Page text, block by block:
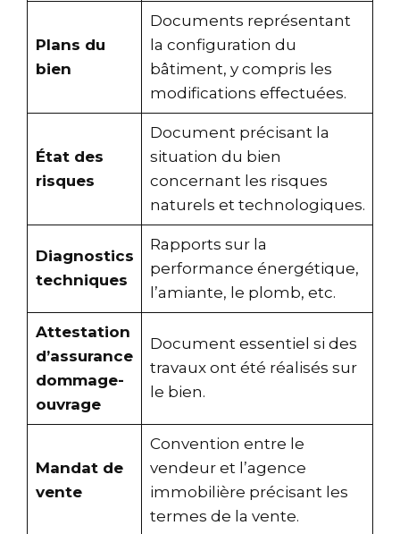
Plans du
bien
Documents représentant
la configuration du
bâtiment, y compris les
modifications effectuées.
État des
risques
Document précisant la
situation du bien
concernant les risques
naturels et technologiques.
Diagnostics
techniques
Rapports sur la
performance énergétique,
l’amiante, le plomb, etc.
Attestation
d’assurance
dommage-
ouvrage
Document essentiel si des
travaux ont été réalisés sur
le bien.
Mandat de
vente
Convention entre le
vendeur et l’agence
immobilière précisant les
termes de la vente.